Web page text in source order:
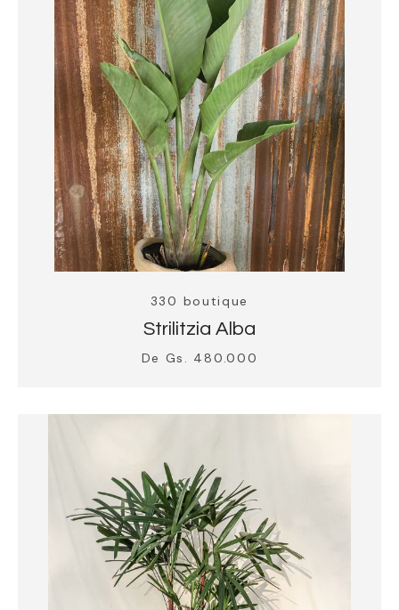
330 boutique
Strilitzia Alba
De Gs. 480.000